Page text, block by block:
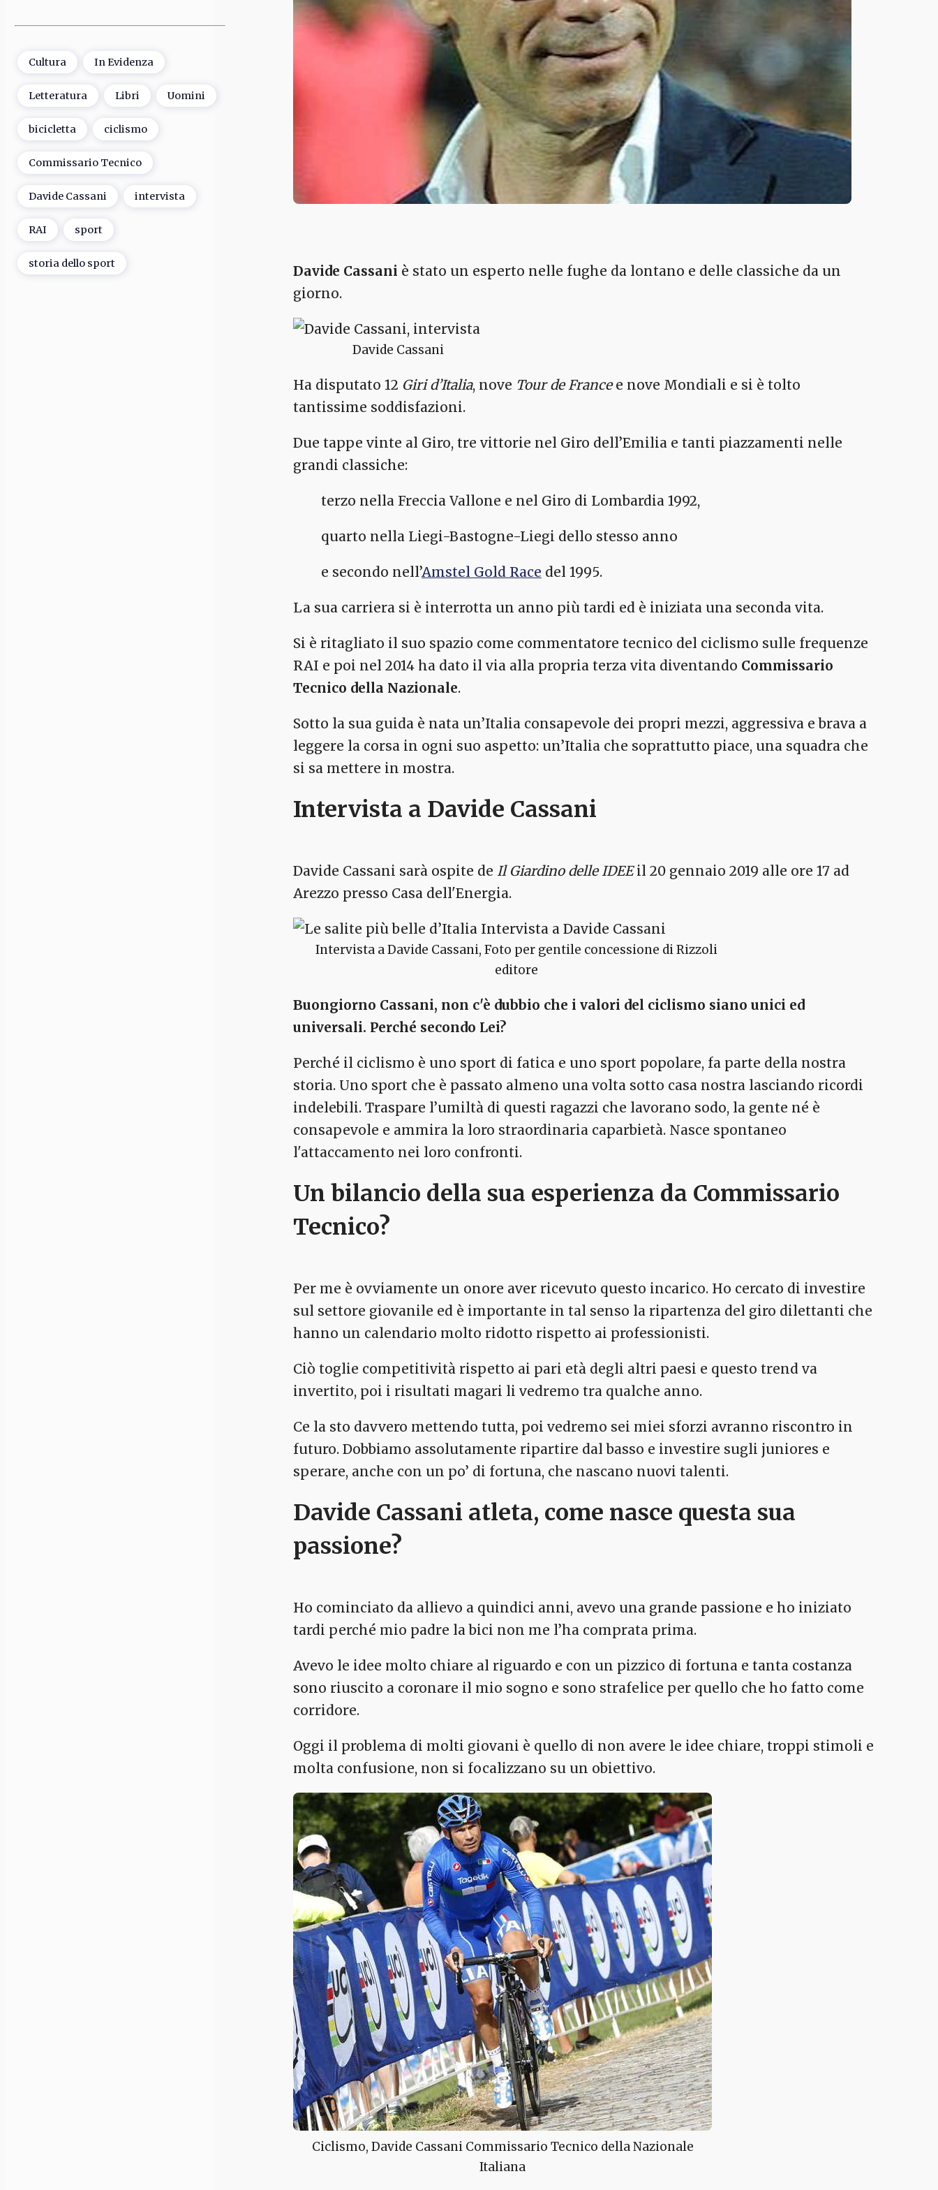
Cultura In Evidenza
Letteratura Libri Uomini
bicicletta ciclismo
Commissario Tecnico
Davide Cassani intervista
RAI sport
storia dello sport Davide Cassani è stato un esperto nelle fughe da lontano e delle classiche da un
giorno.
Davide Cassani
Ha disputato 12 Giri d’Italia, nove Tour de Francee nove Mondiali e si è tolto
tantissime soddisfazioni.
Due tappe vinte al Giro, tre vittorie nel Giro dell’Emilia e tanti piazzamenti nelle
grandi classiche:
terzo nella Freccia Vallone e nel Giro di Lombardia 1992,
quarto nella Liegi-Bastogne-Liegi dello stesso anno
e secondo nell’Amstel Gold Race del 1995.
La sua carriera si è interrotta un anno più tardi ed è iniziata una seconda vita.
Si è ritagliato il suo spazio come commentatore tecnico del ciclismo sulle frequenze
RAI e poi nel 2014 ha dato il via alla propria terza vita diventando Commissario
Tecnico della Nazionale.
Sotto la sua guida è nata un’Italia consapevole dei propri mezzi, aggressiva e brava a
leggere la corsa in ogni suo aspetto: un’Italia che soprattutto piace, una squadra che
si sa mettere in mostra.
Intervista a Davide Cassani
Davide Cassani sarà ospite de Il Giardino delle IDEEil 20 gennaio 2019 alle ore 17 ad
Arezzo presso Casa dell'Energia.
Intervista a Davide Cassani, Foto per gentile concessione di Rizzoli
editore
Buongiorno Cassani, non c'è dubbio che i valori del ciclismo siano unici ed
universali. Perché secondo Lei?
Perché il ciclismo è uno sport di fatica e uno sport popolare, fa parte della nostra
storia. Uno sport che è passato almeno una volta sotto casa nostra lasciando ricordi
indelebili. Traspare l’umiltà di questi ragazzi che lavorano sodo, la gente né è
consapevole e ammira la loro straordinaria caparbietà. Nasce spontaneo
l'attaccamento nei loro confronti.
Un bilancio della sua esperienza da Commissario
Tecnico?
Per me è ovviamente un onore aver ricevuto questo incarico. Ho cercato di investire
sul settore giovanile ed è importante in tal senso la ripartenza del giro dilettanti che
hanno un calendario molto ridotto rispetto ai professionisti.
Ciò toglie competitività rispetto ai pari età degli altri paesi e questo trend va
invertito, poi i risultati magari li vedremo tra qualche anno.
Ce la sto davvero mettendo tutta, poi vedremo sei miei sforzi avranno riscontro in
futuro. Dobbiamo assolutamente ripartire dal basso e investire sugli juniores e
sperare, anche con un po’ di fortuna, che nascano nuovi talenti.
Davide Cassani atleta, come nasce questa sua
passione?
Ho cominciato da allievo a quindici anni, avevo una grande passione e ho iniziato
tardi perché mio padre la bici non me l’ha comprata prima.
Avevo le idee molto chiare al riguardo e con un pizzico di fortuna e tanta costanza
sono riuscito a coronare il mio sogno e sono strafelice per quello che ho fatto come
corridore.
Oggi il problema di molti giovani è quello di non avere le idee chiare, troppi stimoli e
molta confusione, non si focalizzano su un obiettivo.
Ciclismo, Davide Cassani Commissario Tecnico della Nazionale
Italiana